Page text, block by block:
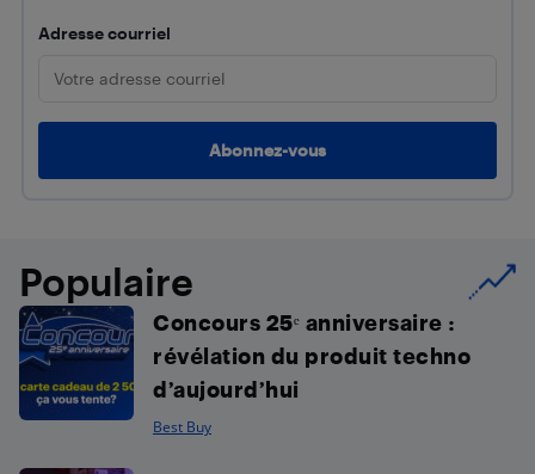
Adresse courriel
Populaire
Concours 25ᵉ anniversaire :
révélation du produit techno
d’aujourd’hui
Best Buy